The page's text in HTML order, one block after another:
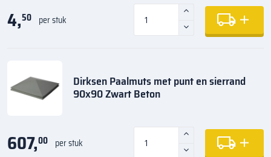
4,50 per stuk
Dirksen Paalmuts met punt en sierrand
90x90 Zwart Beton
607,00 per stuk